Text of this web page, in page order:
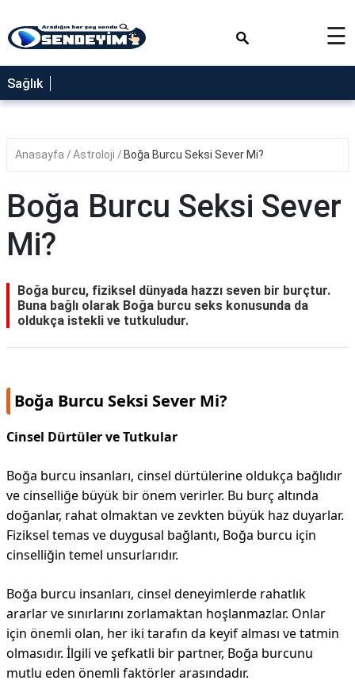
SAĞLIK
NEDİR
YEMEK
RÜYA
TABİRLERİ
GEZİLECEK
BLOG
☰
Sağlık
Anasayfa Astroloji Boğa Burcu Seksi Sever Mi?
Boğa Burcu Seksi Sever
Mi?
Boğa burcu, fiziksel dünyada hazzı seven bir burçtur.
Buna bağlı olarak Boğa burcu seks konusunda da
oldukça istekli ve tutkuludur.
Boğa Burcu Seksi Sever Mi?
Cinsel Dürtüler ve Tutkular
Boğa burcu insanları, cinsel dürtülerine oldukça bağlıdır
ve cinselliğe büyük bir önem verirler. Bu burç altında
doğanlar, rahat olmaktan ve zevkten büyük haz duyarlar.
Fiziksel temas ve duygusal bağlantı, Boğa burcu için
cinselliğin temel unsurlarıdır.
Boğa burcu insanları, cinsel deneyimlerde rahatlık
ararlar ve sınırlarını zorlamaktan hoşlanmazlar. Onlar
için önemli olan, her iki tarafın da keyif alması ve tatmin
olmasıdır. İlgili ve şefkatli bir partner, Boğa burcunu
mutlu eden önemli faktörler arasındadır.